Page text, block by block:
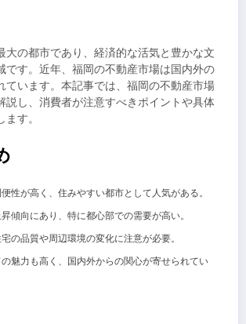
大の都市であり、経済的な活気と豊かな文
です。近年、福岡の不動産市場は国内外の
ています。本記事では、福岡の不動産市場
説し、消費者が注意すべきポイントや具体
す。
性が高く、住みやすい都市として人気がある。
傾向にあり、特に都心部での需要が高い。
の品質や周辺環境の変化に注意が必要。
魅力も高く、国内外からの関心が寄せられてい